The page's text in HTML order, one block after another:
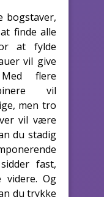
bogstaver,
finde alle
at fylde
vil give
flere
vil
men tro
vil være
du stadig
fast,
videre. Og
du trykke